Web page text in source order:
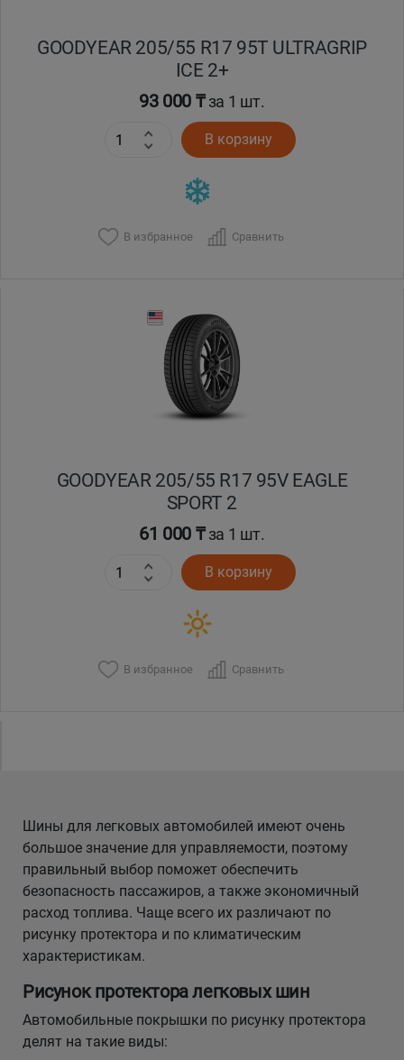
GOODYEAR 205/55 R17 95T ULTRAGRIP
ICE 2+
93 000 ₸за 1 шт.
В корзину
В избранное Сравнить
GOODYEAR 205/55 R17 95V EAGLE
SPORT 2
61 000 ₸за 1 шт.
В корзину
В избранное Сравнить
Шины для легковых автомобилей имеют очень
большое значение для управляемости, поэтому
правильный выбор поможет обеспечить
безопасность пассажиров, а также экономичный
расход топлива. Чаще всего их различают по
рисунку протектора и по климатическим
характеристикам.
Рисунок протектора легковых шин
Автомобильные покрышки по рисунку протектора
делят на такие виды: